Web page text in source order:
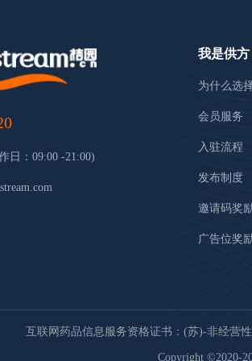
日：09:00 -21:00)
我是供方
为什么选
会员服务
入驻流程
发布制度
邀请码奖
广告位奖
互联网药品信息服务资格证书：(苏)-非经营性
Copyright ©2020-